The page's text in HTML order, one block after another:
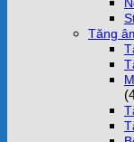
Tăng